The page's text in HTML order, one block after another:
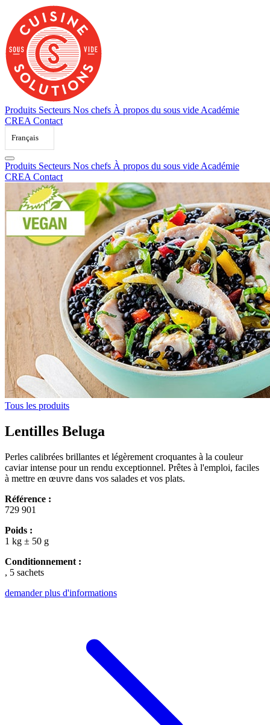
content
Produits Secteurs Nos chefs À propos du sous vide Académie
CREA Contact
Français
Produits Secteurs Nos chefs À propos du sous vide Académie
CREA Contact
Tous les produits
Lentilles Beluga
Perles calibrées brillantes et légèrement croquantes à la couleur
caviar intense pour un rendu exceptionnel. Prêtes à l'emploi, faciles
à mettre en œuvre dans vos salades et vos plats.
Référence :
729 901
Poids :
1 kg ± 50 g
Conditionnement :
, 5 sachets
demander plus d'informations